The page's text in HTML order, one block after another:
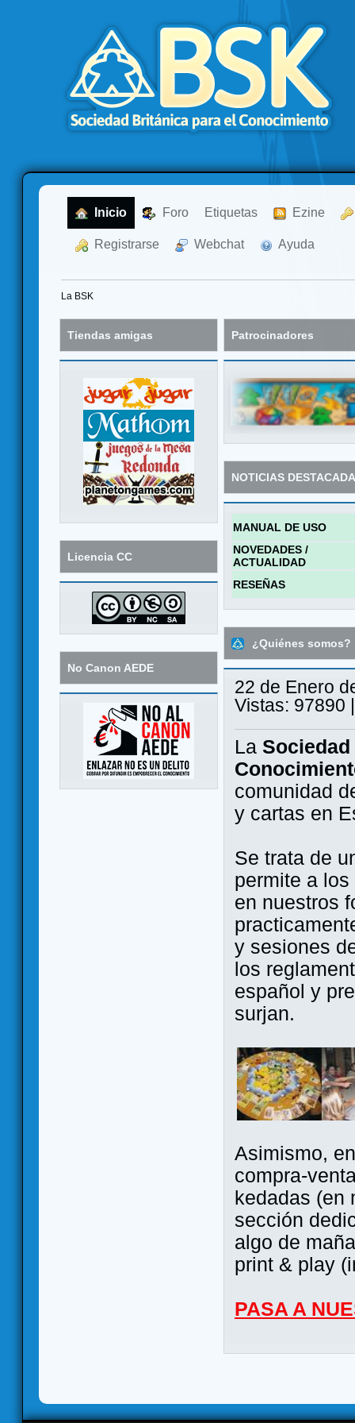
Inicio Foro Etiquetas Ezine
Registrarse Webchat Ayuda
La BSK
Tiendas amigas
Licencia CC
No Canon AEDE
Patrocinadores
NOTICIAS
MANUAL DE USO
NOVEDADES /
ACTUALIDAD
RESEÑAS
¿Quiénes somos?
22 de Enero
Vistas: 97890
La
comunidad
y cartas en
Se trata de
permite a
en nuestros
y sesiones
los
español y
surjan.
Asimismo,
compra-
kedadas (en
sección
algo de
print & play
PASA A